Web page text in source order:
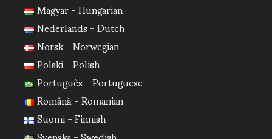
Magyar - Hungarian
Nederlands - Dutch
Norsk - Norwegian
Polski - Polish
Português - Portuguese
Română - Romanian
Suomi - Finnish